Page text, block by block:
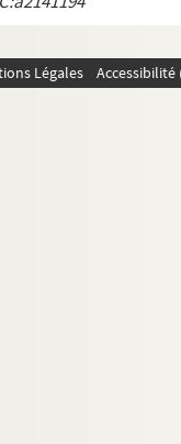
Légales